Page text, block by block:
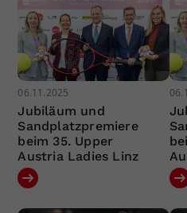
06.11.2025
Jubiläum und
Sandplatzpremiere
beim 35. Upper
Austria Ladies Linz